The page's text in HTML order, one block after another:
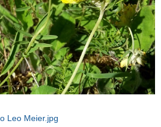
Leo Meier.jpg